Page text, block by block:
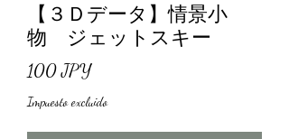
【３Ｄデータ】情景小
物 ジェットスキー
100 JPYPrecio
Impuesto excluido